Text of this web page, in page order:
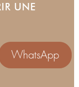
UNE
WhatsApp